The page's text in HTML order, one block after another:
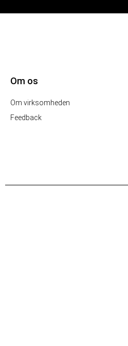
Om os
Om virksomheden
Feedback